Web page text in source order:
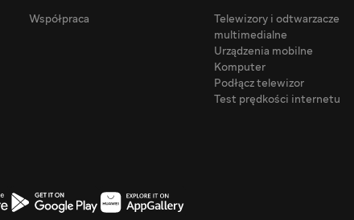
Współpraca
Telewizory i odtwarzacze
multimedialne
Urządzenia mobilne
Komputer
Podłącz telewizor
Test prędkości internetu